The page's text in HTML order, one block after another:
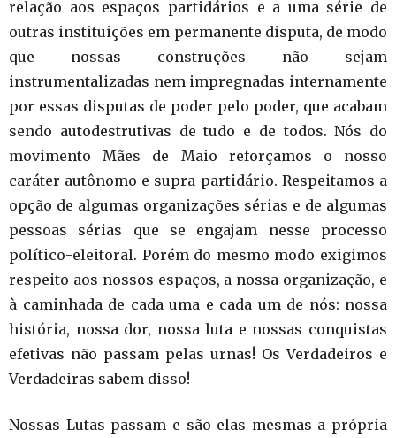
relação aos espaços partidários e a uma série de
outras instituições em permanente disputa, de modo
que nossas construções não sejam
instrumentalizadas nem impregnadas internamente
por essas disputas de poder pelo poder, que acabam
sendo autodestrutivas de tudo e de todos. Nós do
movimento Mães de Maio reforçamos o nosso
caráter autônomo e supra-partidário. Respeitamos a
opção de algumas organizações sérias e de algumas
pessoas sérias que se engajam nesse processo
político-eleitoral. Porém do mesmo modo exigimos
respeito aos nossos espaços, a nossa organização, e
à caminhada de cada uma e cada um de nós: nossa
história, nossa dor, nossa luta e nossas conquistas
efetivas não passam pelas urnas! Os Verdadeiros e
Verdadeiras sabem disso!
Nossas Lutas passam e são elas mesmas a própria